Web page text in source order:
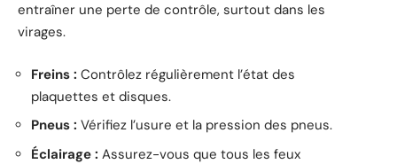
entraîner une perte de contrôle, surtout dans les
virages.
Freins : Contrôlez régulièrement l’état des
plaquettes et disques.
Pneus : Vérifiez l’usure et la pression des pneus.
Éclairage : Assurez-vous que tous les feux